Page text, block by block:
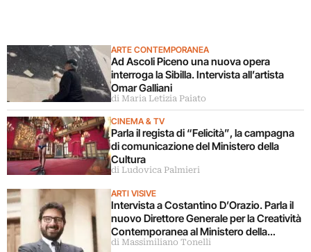
ARTE CONTEMPORANEA
Ad Ascoli Piceno una nuova opera
interroga la Sibilla. Intervista all’artista
Omar Galliani
di Maria Letizia Paiato
CINEMA & TV
Parla il regista di “Felicità”, la campagna
di comunicazione del Ministero della
Cultura
di Ludovica Palmieri
ARTI VISIVE
Intervista a Costantino D’Orazio. Parla il
nuovo Direttore Generale per la Creatività
Contemporanea al Ministero della
Cultura
di Massimiliano Tonelli